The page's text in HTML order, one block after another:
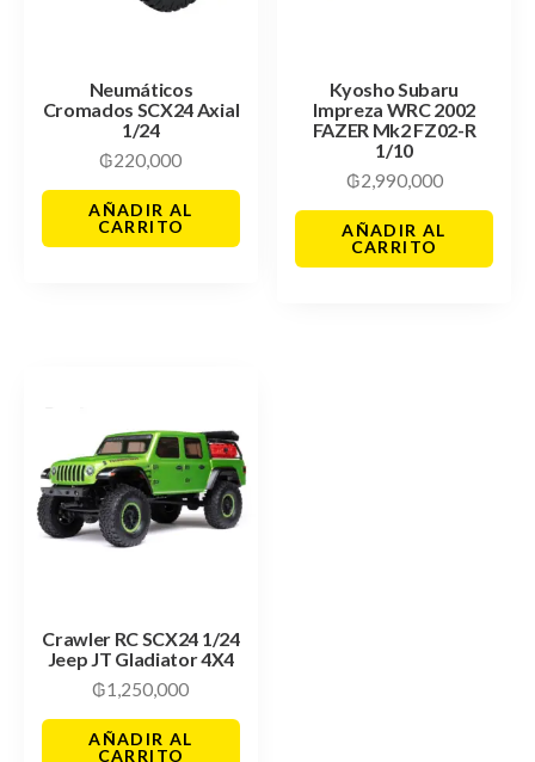
Neumáticos
Cromados SCX24 Axial
1/24
₲220,000
AÑADIR AL
CARRITO
Kyosho Subaru
Impreza WRC 2002
FAZER Mk2 FZ02-R
1/10
₲2,990,000
AÑADIR AL
CARRITO
Crawler RC SCX24 1/24
Jeep JT Gladiator 4X4
₲1,250,000
AÑADIR AL
CARRITO